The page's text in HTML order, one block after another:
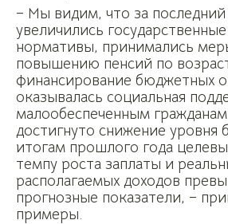
– Мы видим, что за последний
увеличились
нормативы, принимались
повышению пенсий по
финансирование бюджетных
оказывалась социальная
малообеспеченным
достигнуто снижение уровня
итогам прошлого года
темпу роста заплаты и
располагаемых доходов
прогнозные показатели, –
примеры.